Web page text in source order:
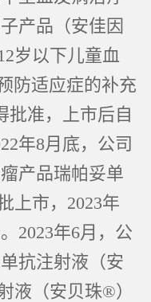
产品（安佳因
岁以下儿童血
防适应症的补充
批准，上市后自
年8月底，公司
产品瑞帕妥单
上市，2023年
2023年6月，公
抗注射液（安
液（安贝珠®）